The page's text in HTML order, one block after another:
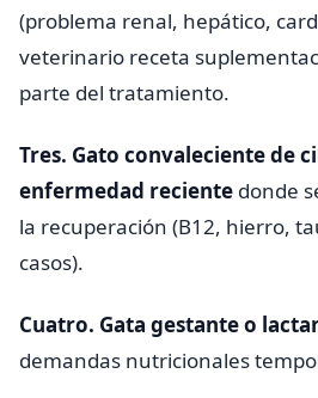
(problema renal, hepático,
veterinario receta
parte del tratamiento.
Tres. Gato convaleciente de
enfermedad reciente donde
la recuperación (B12, hierro,
casos).
Cuatro. Gata gestante o
demandas nutricionales